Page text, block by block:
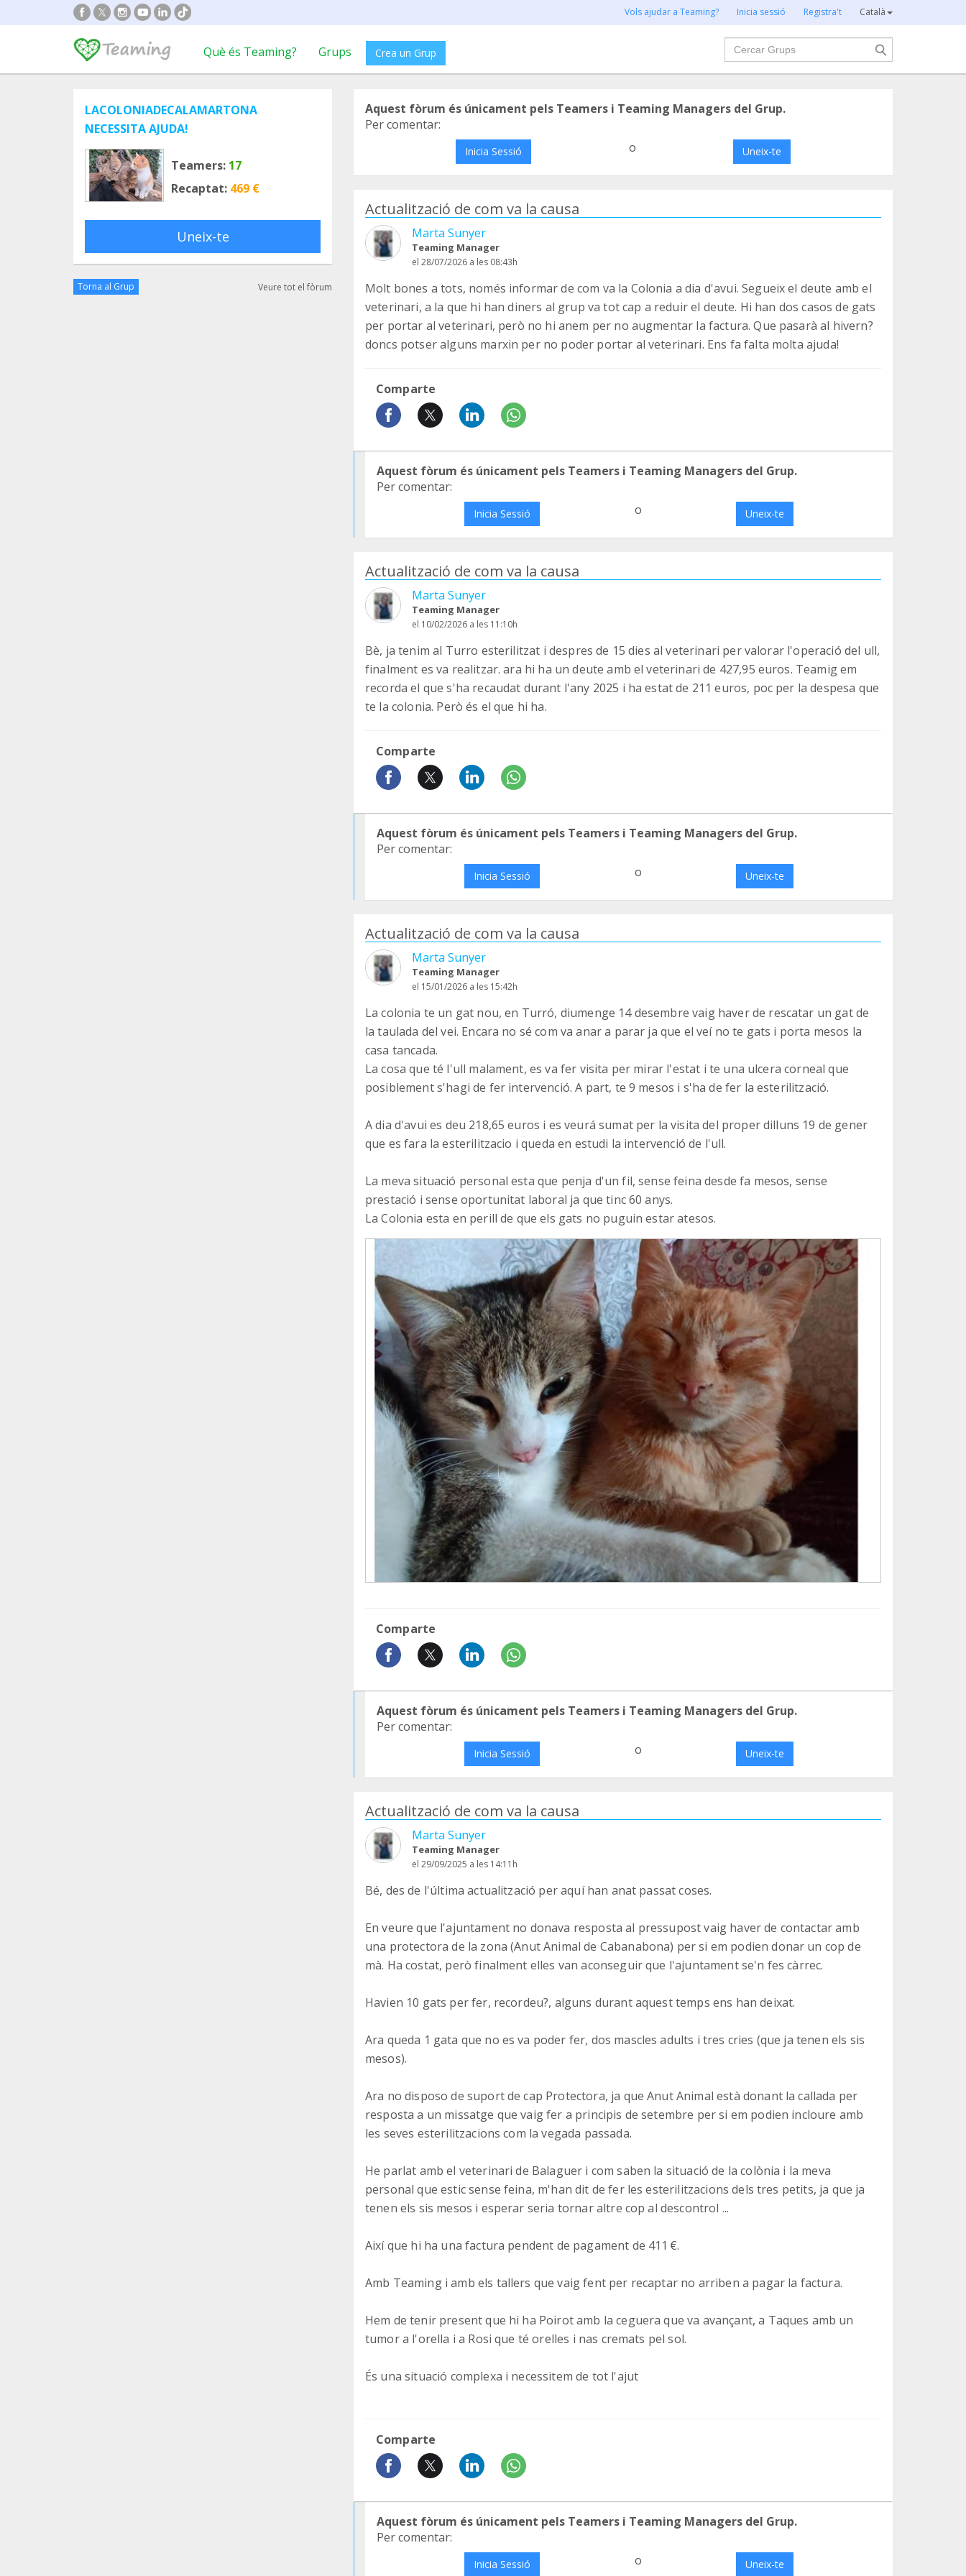
Vols ajudar a Teaming? Inicia sessió Registra't Català
Què és Teaming? Grups Crea un Grup
Cercar
LACOLONIADECALAMARTONA
NECESSITA AJUDA!
Teamers: 17
Recaptat: 469 €
Uneix-te
Torna al Grup Veure tot el fòrum
Aquest fòrum és únicament pels Teamers i Teaming Managers del Grup.
Per comentar:
Inicia Sessió o Uneix-te
Actualització de com va la causa
Marta Sunyer
Teaming Manager
el 28/07/2026 a les 08:43h
Molt bones a tots, només informar de com va la Colonia a dia d'avui. Segueix el deute amb el
veterinari, a la que hi han diners al grup va tot cap a reduir el deute. Hi han dos casos de gats
per portar al veterinari, però no hi anem per no augmentar la factura. Que pasarà al hivern?
doncs potser alguns marxin per no poder portar al veterinari. Ens fa falta molta ajuda!
Comparte
Aquest fòrum és únicament pels Teamers i Teaming Managers del Grup.
Per comentar:
Inicia Sessió o Uneix-te
Actualització de com va la causa
Marta Sunyer
Teaming Manager
el 10/02/2026 a les 11:10h
Bè, ja tenim al Turro esterilitzat i despres de 15 dies al veterinari per valorar l'operació del ull,
finalment es va realitzar. ara hi ha un deute amb el veterinari de 427,95 euros. Teamig em
recorda el que s'ha recaudat durant l'any 2025 i ha estat de 211 euros, poc per la despesa que
te la colonia. Però és el que hi ha.
Comparte
Aquest fòrum és únicament pels Teamers i Teaming Managers del Grup.
Per comentar:
Inicia Sessió o Uneix-te
Actualització de com va la causa
Marta Sunyer
Teaming Manager
el 15/01/2026 a les 15:42h
La colonia te un gat nou, en Turró, diumenge 14 desembre vaig haver de rescatar un gat de
la taulada del vei. Encara no sé com va anar a parar ja que el veí no te gats i porta mesos la
casa tancada.
La cosa que té l'ull malament, es va fer visita per mirar l'estat i te una ulcera corneal que
posiblement s'hagi de fer intervenció. A part, te 9 mesos i s'ha de fer la esterilització.
A dia d'avui es deu 218,65 euros i es veurá sumat per la visita del proper dilluns 19 de gener
que es fara la esterilitzacio i queda en estudi la intervenció de l'ull.
La meva situació personal esta que penja d'un fil, sense feina desde fa mesos, sense
prestació i sense oportunitat laboral ja que tinc 60 anys.
La Colonia esta en perill de que els gats no puguin estar atesos.
Comparte
Aquest fòrum és únicament pels Teamers i Teaming Managers del Grup.
Per comentar:
Inicia Sessió o Uneix-te
Actualització de com va la causa
Marta Sunyer
Teaming Manager
el 29/09/2025 a les 14:11h
Bé, des de l'última actualització per aquí han anat passat coses.
En veure que l'ajuntament no donava resposta al pressupost vaig haver de contactar amb
una protectora de la zona (Anut Animal de Cabanabona) per si em podien donar un cop de
mà. Ha costat, però finalment elles van aconseguir que l'ajuntament se'n fes càrrec.
Havien 10 gats per fer, recordeu?, alguns durant aquest temps ens han deixat.
Ara queda 1 gata que no es va poder fer, dos mascles adults i tres cries (que ja tenen els sis
mesos).
Ara no disposo de suport de cap Protectora, ja que Anut Animal està donant la callada per
resposta a un missatge que vaig fer a principis de setembre per si em podien incloure amb
les seves esterilitzacions com la vegada passada.
He parlat amb el veterinari de Balaguer i com saben la situació de la colònia i la meva
personal que estic sense feina, m'han dit de fer les esterilitzacions dels tres petits, ja que ja
tenen els sis mesos i esperar seria tornar altre cop al descontrol ...
Així que hi ha una factura pendent de pagament de 411 €.
Amb Teaming i amb els tallers que vaig fent per recaptar no arriben a pagar la factura.
Hem de tenir present que hi ha Poirot amb la ceguera que va avançant, a Taques amb un
tumor a l'orella i a Rosi que té orelles i nas cremats pel sol.
És una situació complexa i necessitem de tot l'ajut
Comparte
Aquest fòrum és únicament pels Teamers i Teaming Managers del Grup.
Per comentar:
Inicia Sessió o Uneix-te